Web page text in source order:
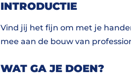
INTRODUCTIE
Vind jij het fijn om met je
mee aan de bouw van
WAT GA JE DOEN?